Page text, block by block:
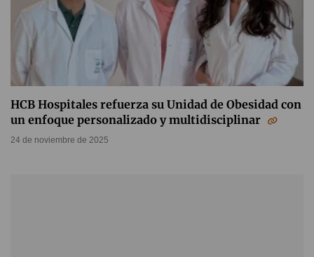
HCB Hospitales refuerza su Unidad de Obesidad con
un enfoque personalizado y multidisciplinar
24 de noviembre de 2025